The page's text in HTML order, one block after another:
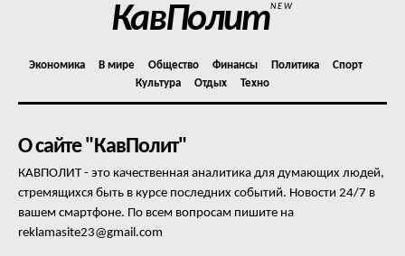
КавПолитNEW
Экономика В мире Общество Финансы Политика
Спорт
Культура
Отдых Техно
О сайте "КавПолит"
КАВПОЛИТ - это качественная аналитика для думающих людей,
стремящихся быть в курсе последних событий. Новости 24/7 в
вашем смартфоне. По всем вопросам пишите на
reklamasite23@gmail.com